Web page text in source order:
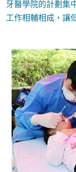
牙醫學院的計劃集
工作相輔相成，讓